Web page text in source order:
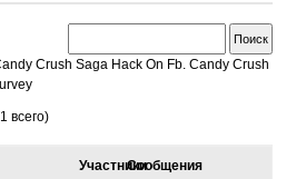
Crush Saga Hack On Fb. Candy Crush
всего)
УчастникиСообщения